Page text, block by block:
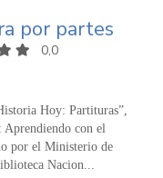
por partes
0,0
Hoy: Partituras”,
Aprendiendo con el
por el Ministerio de
Nacion...